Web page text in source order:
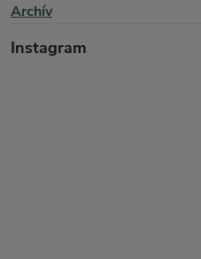
Archív
Instagram